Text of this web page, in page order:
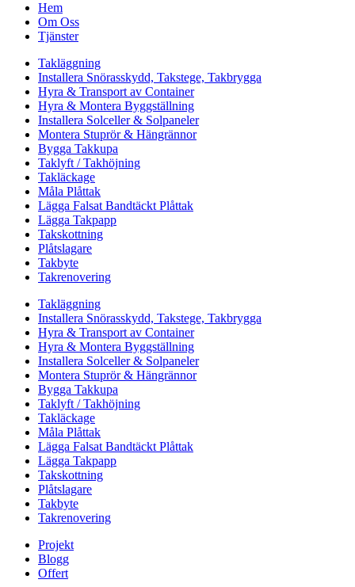
Hem
Om Oss
Tjänster
Takläggning
Installera Snörasskydd, Takstege, Takbrygga
Hyra & Transport av Container
Hyra & Montera Byggställning
Installera Solceller & Solpaneler
Montera Stuprör & Hängrännor
Bygga Takkupa
Taklyft / Takhöjning
Takläckage
Måla Plåttak
Lägga Falsat Bandtäckt Plåttak
Lägga Takpapp
Takskottning
Plåtslagare
Takbyte
Takrenovering
Takläggning
Installera Snörasskydd, Takstege, Takbrygga
Hyra & Transport av Container
Hyra & Montera Byggställning
Installera Solceller & Solpaneler
Montera Stuprör & Hängrännor
Bygga Takkupa
Taklyft / Takhöjning
Takläckage
Måla Plåttak
Lägga Falsat Bandtäckt Plåttak
Lägga Takpapp
Takskottning
Plåtslagare
Takbyte
Takrenovering
Projekt
Blogg
Offert